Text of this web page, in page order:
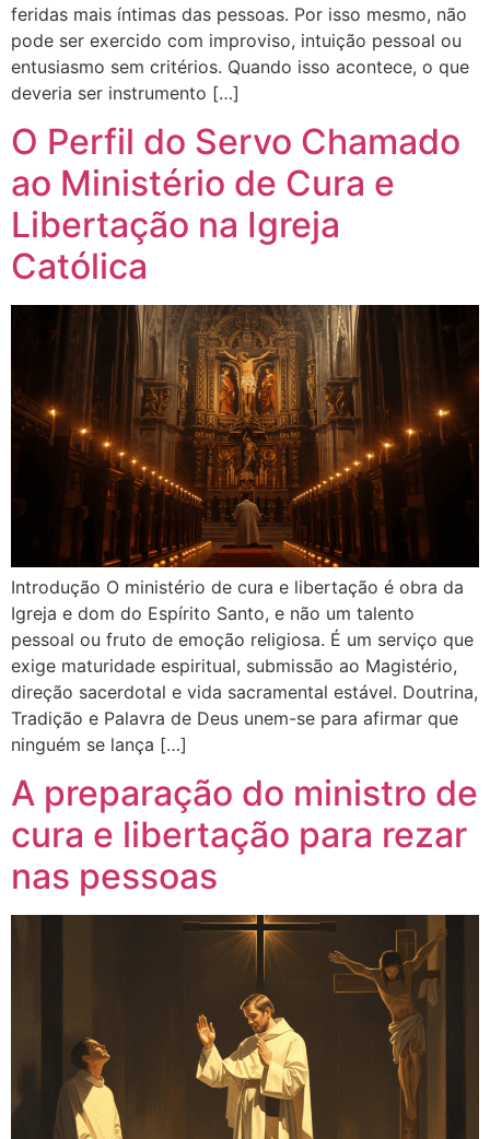
feridas mais íntimas das pessoas. Por isso mesmo, não
pode ser exercido com improviso, intuição pessoal ou
entusiasmo sem critérios. Quando isso acontece, o que
deveria ser instrumento […]
O Perfil do Servo Chamado
ao Ministério de Cura e
Libertação na Igreja
Católica
Introdução O ministério de cura e libertação é obra da
Igreja e dom do Espírito Santo, e não um talento
pessoal ou fruto de emoção religiosa. É um serviço que
exige maturidade espiritual, submissão ao Magistério,
direção sacerdotal e vida sacramental estável. Doutrina,
Tradição e Palavra de Deus unem-se para afirmar que
ninguém se lança […]
A preparação do ministro de
cura e libertação para rezar
nas pessoas